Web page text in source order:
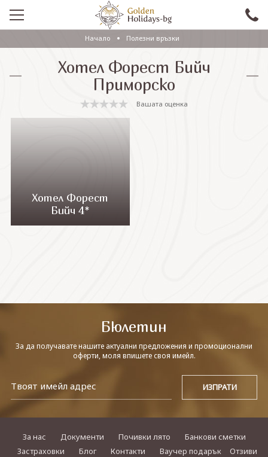
ПРОМО
EКСКУРЗИИ СЪС САМОЛЕТ
ЕКСКУРЗИИ С АВТОБУС
ЕКЗОТИКА
Начало Полезни връзки
Хотел Форест Бийч
Приморско
Вашата оценка
Хотел Форест
Бийч 4*
Бюлетин
За да получавате нашите актуални предложения и промоционални
оферти, моля впишете своя имейл.
За нас Документи Почивки лято
Банкови сметки
Застраховки
Блог Контакти Ваучер подарък Отзиви